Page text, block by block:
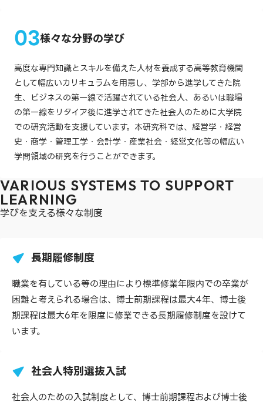
様々な分野の学び
高度な専門知識とスキルを備えた人材を養成する高等教育機関
として幅広いカリキュラムを用意し、学部から進学してきた院
生、ビジネスの第一線で活躍されている社会人、あるいは職場
の第一線をリタイア後に進学されてきた社会人のために大学院
での研究活動を支援しています。本研究科では、経営学・経営
史・商学・管理工学・会計学・産業社会・経営文化等の幅広い
学問領域の研究を行うことができます。
VARIOUS SYSTEMS TO SUPPORT
LEARNING
学びを支える様々な制度
長期履修制度
職業を有している等の理由により標準修業年限内での卒業が
困難と考えられる場合は、博士前期課程は最大4年、博士後
期課程は最大6年を限度に修業できる長期履修制度を設けて
います。
社会人特別選抜入試
社会人のための入試制度として、博士前期課程および博士後